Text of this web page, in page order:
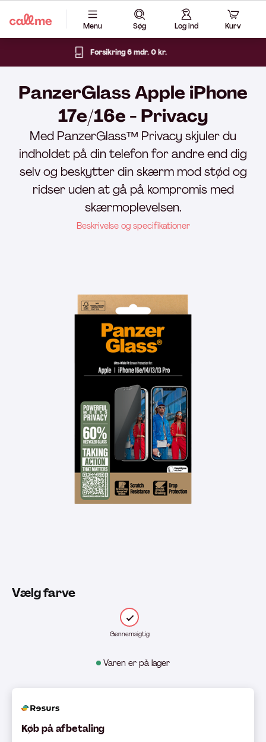
Menu Søg Log ind Kurv
Varen er på lager
PanzerGlass Apple iPhone
17e/16e - Privacy
Med PanzerGlass™ Privacy skjuler du
indholdet på din telefon for andre end dig
selv og beskytter din skærm mod stød og
ridser uden at gå på kompromis med
skærmoplevelsen.
Beskrivelse og specifikationer
Vælg farve
Gennemsigtig
Køb på afbetaling